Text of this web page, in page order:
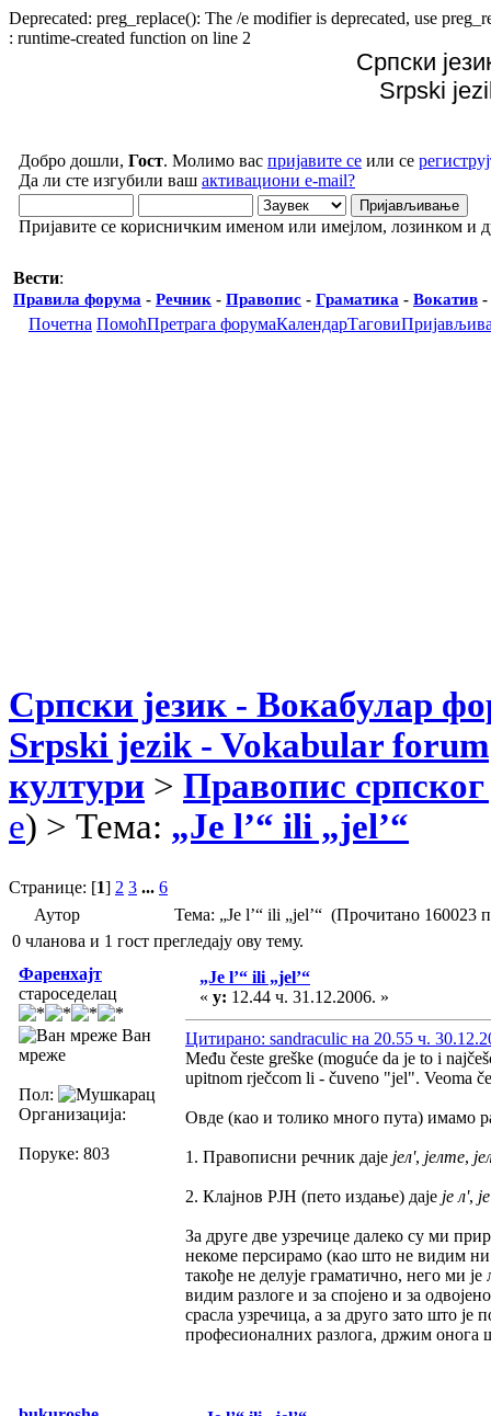
Deprecated: preg_replace(): The /e modifier is deprecated, use
: runtime-created function on line 2
Српски
Srpski
Добро дошли, Гост. Молимо вас пријавите се или се
Да ли сте изгубили ваш активациони e-mail?
Пријавите се корисничким именом или имејлом, лозинком и
Вести:
Правила форума - Речник - Правопис - Граматика - Вокатив -
Почетна ПомоћПретрага форумаКалендарТагови
Српски језик - Вокабулар
Srpski jezik - Vokabular forum
култури > Правопис српског
e) > Тема: „Je l’“ ili „jel’“
Странице: [1] 2 3 ... 6
Аутор
Тема: „Je l’“ ili „jel’“ (Прочитано 160023
0 чланова и 1 гост прегледају ову тему.
Фаренхајт
староседелац
Ван
мреже
Пол:
Организација:
Поруке: 803
„Je l’“ ili „jel’“
« у: 12.44 ч. 31.12.2006. »
Цитирано: sandraculic на 20.55 ч.
Među česte greške (moguće da je to i
upitnom rječcom li - čuveno "jel". Veoma
Овде (као и толико много пута) имамо
1. Правописни речник даје јел', јелте,
2. Клајнов РЈН (пето издање) даје је л',
За друге две узречице далеко су ми
некоме персирамо (као што не видим
такође не делује граматично, него ми
видим разлоге и за спојено и за
срасла узречица, а за друго зато што
професионалних разлога, држим онога